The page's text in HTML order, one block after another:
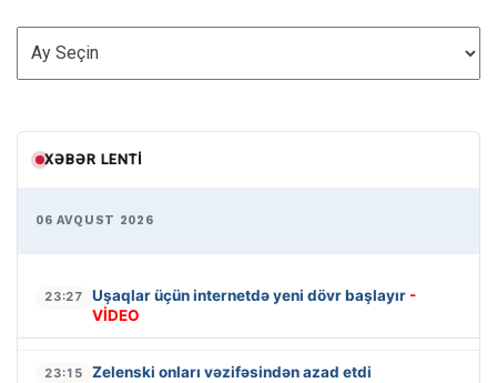
ARXİV
XƏBƏR LENTI
06 AVQUST 2026
23:27 Uşaqlar üçün internetdə yeni dövr başlayır -
VİDEO
23:15 Zelenski onları vəzifəsindən azad etdi